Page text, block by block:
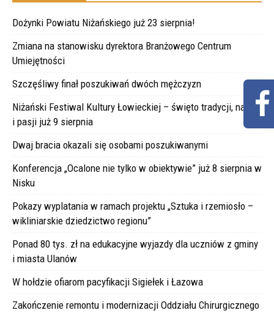
Dożynki Powiatu Niżańskiego już 23 sierpnia!
Zmiana na stanowisku dyrektora Branżowego Centrum
Umiejętności
Szczęśliwy finał poszukiwań dwóch mężczyzn
Niżański Festiwal Kultury Łowieckiej – święto tradycji, natury
i pasji już 9 sierpnia
Dwaj bracia okazali się osobami poszukiwanymi
Konferencja „Ocalone nie tylko w obiektywie” już 8 sierpnia w
Nisku
Pokazy wyplatania w ramach projektu „Sztuka i rzemiosło –
wikliniarskie dziedzictwo regionu”
Ponad 80 tys. zł na edukacyjne wyjazdy dla uczniów z gminy
i miasta Ulanów
W hołdzie ofiarom pacyfikacji Sigiełek i Łazowa
Zakończenie remontu i modernizacji Oddziału Chirurgicznego